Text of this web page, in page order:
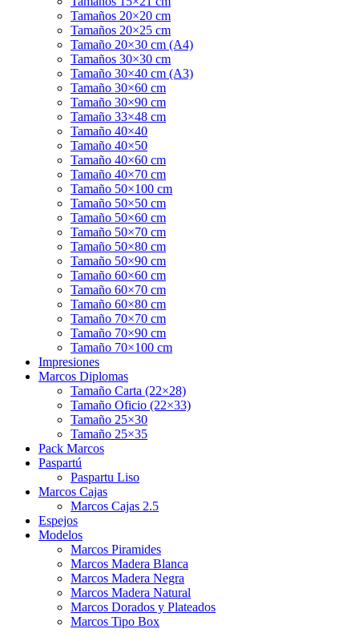
Tamaños 20×20 cm
Tamaños 20×25 cm
Tamaño 20×30 cm (A4)
Tamaños 30×30 cm
Tamaño 30×40 cm (A3)
Tamaño 30×60 cm
Tamaño 30×90 cm
Tamaño 33×48 cm
Tamaño 40×40
Tamaño 40×50
Tamaño 40×60 cm
Tamaño 40×70 cm
Tamaño 50×100 cm
Tamaño 50×50 cm
Tamaño 50×60 cm
Tamaño 50×70 cm
Tamaño 50×80 cm
Tamaño 50×90 cm
Tamaño 60×60 cm
Tamaño 60×70 cm
Tamaño 60×80 cm
Tamaño 70×70 cm
Tamaño 70×90 cm
Tamaño 70×100 cm
Impresiones
Marcos Diplomas
Tamaño Carta (22×28)
Tamaño Oficio (22×33)
Tamaño 25×30
Tamaño 25×35
Pack Marcos
Paspartú
Paspartu Liso
Marcos Cajas
Marcos Cajas 2.5
Espejos
Modelos
Marcos Piramides
Marcos Madera Blanca
Marcos Madera Negra
Marcos Madera Natural
Marcos Dorados y Plateados
Marcos Tipo Box